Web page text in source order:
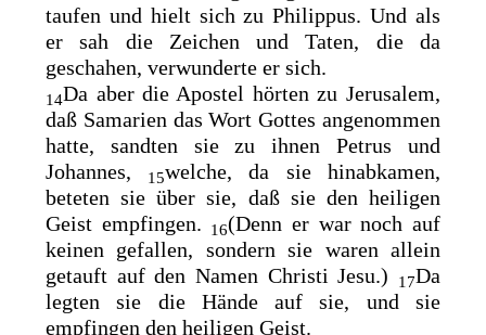
taufen und hielt sich zu Philippus. Und als
er sah die Zeichen und Taten, die da
geschahen, verwunderte er sich.
14Da aber die Apostel hörten zu Jerusalem,
daß Samarien das Wort Gottes angenommen
hatte, sandten sie zu ihnen Petrus und
Johannes,
15welche, da sie hinabkamen,
beteten sie über sie, daß sie den heiligen
Geist empfingen.
16(Denn er war noch auf
keinen gefallen, sondern sie waren allein
getauft auf den Namen Christi Jesu.)
17Da
legten sie die Hände auf sie, und sie
empfingen den heiligen Geist.